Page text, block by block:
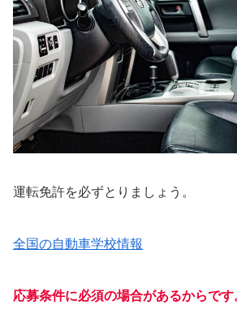
運転免許を必ずとりましょう。
全国の自動車学校情報
応募条件に必須の場合があるからです